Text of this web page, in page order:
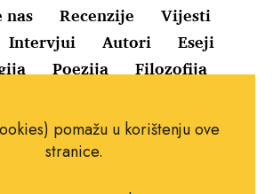
Recenzije
Vijesti
Intervjui Autori
Eseji
Poezija Filozofija
Pravila o kolačićima
Impressum
pomažu u korištenju ove
stranice.